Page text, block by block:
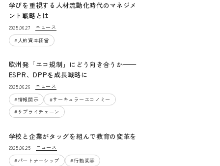
学びを重視する人材流動化時代のマネジメ
ント戦略とは
2025.06.27
ニュース
# 人的資本経営
欧州発「エコ規制」にどう向き合うか——
ESPR、DPPを成長戦略に
2025.06.26
ニュース
#情報開示 #サーキュラーエコノミー
#サプライチェーン
学校と企業がタッグを組んで教育の変革を
2025.06.25
ニュース
#パートナーシップ #行動変容